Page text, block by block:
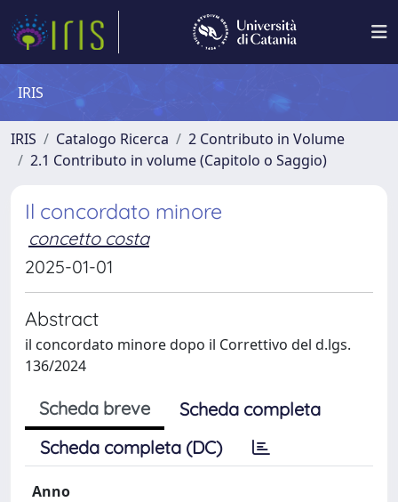
IRIS
IRIS Catalogo Ricerca
2 Contributo in Volume
2.1 Contributo in volume (Capitolo o Saggio)
Il concordato minore
concetto costa
2025-01-01
Abstract
il concordato minore dopo il Correttivo del d.lgs.
136/2024
Scheda breve
Scheda completa
Scheda completa (DC)
Anno